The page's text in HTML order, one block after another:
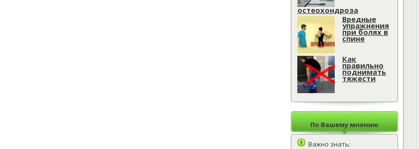
остеохондроза
Вредные
упражнения
при болях в
спине
Как
правильно
поднимать
тяжести
По Вашему мнению
Важно знать: